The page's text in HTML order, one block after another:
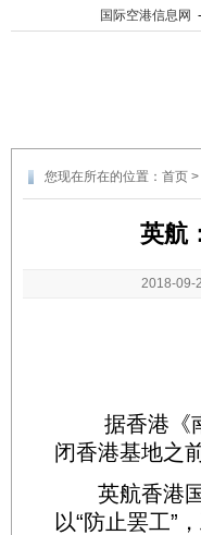
国际空港信息网 -
您现在所在的位置： 首页 >
英航
2018-09-
据香港《南
闭香港基地之
英航香港国
以“防止罢工”